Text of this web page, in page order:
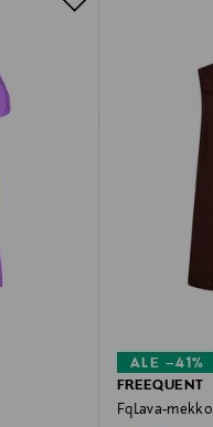
ALE –41%
FREEQUENT
FqLava-mekko